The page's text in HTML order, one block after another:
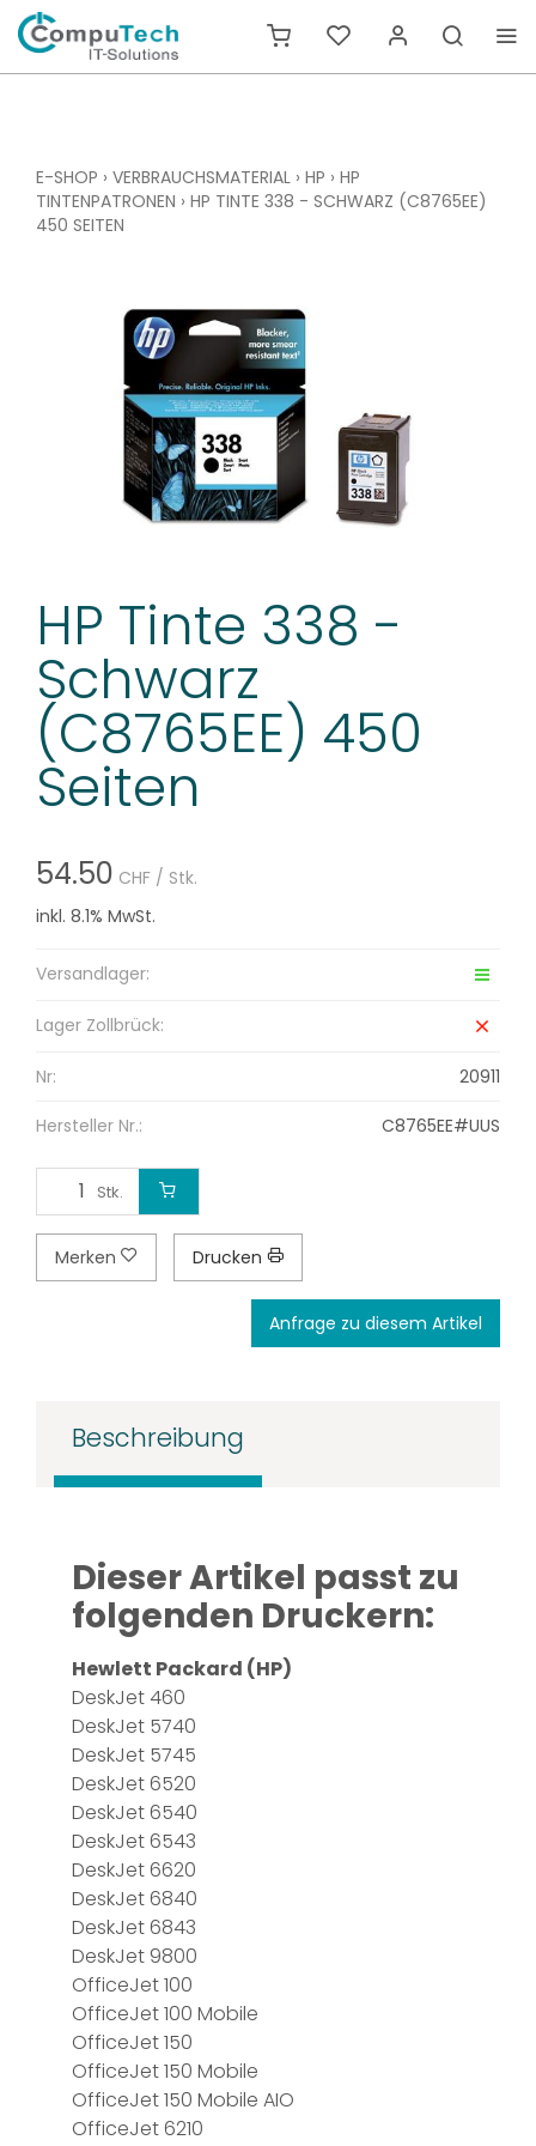
E-SHOP › VERBRAUCHSMATERIAL › HP › HP
TINTENPATRONEN › HP TINTE 338 - SCHWARZ (C8765EE)
450 SEITEN
HP Tinte 338 -
Schwarz
(C8765EE) 450
Seiten
54.50 CHF / Stk.
inkl. 8.1% MwSt.
Versandlager:
Lager Zollbrück:
Nr: 20911
Hersteller Nr.: C8765EE#UUS
Stk.
Merken Drucken
Anfrage zu diesem Artikel
Beschreibung
Dieser Artikel passt zu
folgenden Druckern:
Hewlett Packard (HP)
DeskJet 460
DeskJet 5740
DeskJet 5745
DeskJet 6520
DeskJet 6540
DeskJet 6543
DeskJet 6620
DeskJet 6840
DeskJet 6843
DeskJet 9800
OfficeJet 100
OfficeJet 100 Mobile
OfficeJet 150
OfficeJet 150 Mobile
OfficeJet 150 Mobile AIO
OfficeJet 6210